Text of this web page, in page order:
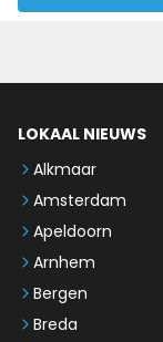
LOKAAL NIEUWS
Alkmaar
Amsterdam
Apeldoorn
Arnhem
Bergen
Breda